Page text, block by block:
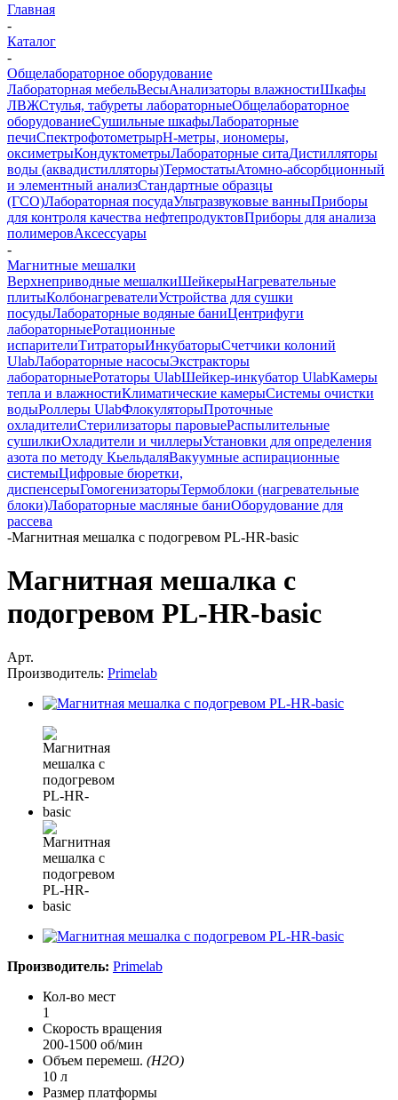
Главная
-
Каталог
-
Общелабораторное оборудование
Лабораторная мебельВесыАнализаторы влажностиШкафы
ЛВЖСтулья, табуреты лабораторныеОбщелабораторное
оборудованиеСушильные шкафыЛабораторные
печиСпектрофотометрыpH-метры, иономеры,
оксиметрыКондуктометрыЛабораторные ситаДистилляторы
воды (аквадистилляторы)ТермостатыАтомно-абсорбционный
и элементный анализСтандартные образцы
(ГСО)Лабораторная посудаУльтразвуковые ванныПриборы
для контроля качества нефтепродуктовПриборы для анализа
полимеровАксессуары
-
Магнитные мешалки
Верхнеприводные мешалкиШейкерыНагревательные
плитыКолбонагревателиУстройства для сушки
посудыЛабораторные водяные баниЦентрифуги
лабораторныеРотационные
испарителиТитраторыИнкубаторыСчетчики колоний
UlabЛабораторные насосыЭкстракторы
лабораторныеРотаторы UlabШейкер-инкубатор UlabКамеры
тепла и влажностиКлиматические камерыСистемы очистки
водыРоллеры UlabФлокуляторыПроточные
охладителиСтерилизаторы паровыеРаспылительные
сушилкиОхладители и чиллерыУстановки для определения
азота по методу КьельдаляВакуумные аспирационные
системыЦифровые бюретки,
диспенсерыГомогенизаторыТермоблоки (нагревательные
блоки)Лабораторные масляные баниОборудование для
рассева
-Магнитная мешалка с подогревом PL-HR-basic
Магнитная мешалка с
подогревом PL-HR-basic
Арт.
Производитель: Primelab
Производитель: Primelab
Кол-во мест
1
Скорость вращения
200-1500 об/мин
Объем перемеш. (H2O)
10 л
Размер платформы